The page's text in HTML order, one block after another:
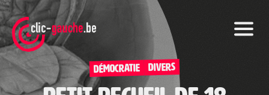
Skip
to
the
content
Démocratie DIVERS